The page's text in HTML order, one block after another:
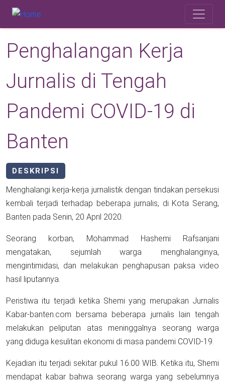
Skip to main content
Penghalangan Kerja
Jurnalis di Tengah
Pandemi COVID-19 di
Banten
DESKRIPSI
Menghalangi kerja-kerja jurnalistik dengan tindakan persekusi
kembali terjadi terhadap beberapa jurnalis, di Kota Serang,
Banten pada Senin, 20 April 2020.
Seorang korban, Mohammad Hashemi Rafsanjani
mengatakan, sejumlah warga menghalanginya,
mengintimidasi, dan melakukan penghapusan paksa video
hasil liputannya.
Peristiwa itu terjadi ketika Shemi yang merupakan Jurnalis
Kabar-banten.com bersama beberapa jurnalis lain tengah
melakukan peliputan atas meninggalnya seorang warga
yang diduga kesulitan ekonomi di masa pandemi COVID-19.
Kejadian itu terjadi sekitar pukul 16.00 WIB. Ketika itu, Shemi
mendapat kabar bahwa seorang warga yang sebelumnya